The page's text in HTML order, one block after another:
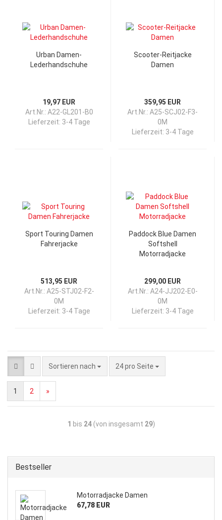
Urban Damen-
Lederhandschuhe
19,97 EUR
Art.Nr.: A22-GL201-B0
Lieferzeit: 3-4 Tage
Scooter-Reitjacke
Damen
359,95 EUR
Art.Nr.: A25-SCJ02-F3-
0M
Lieferzeit: 3-4 Tage
Sport Touring Damen
Fahrerjacke
513,95 EUR
Art.Nr.: A25-STJ02-F2-
0M
Lieferzeit: 3-4 Tage
Paddock Blue Damen
Softshell
Motorradjacke
299,00 EUR
Art.Nr.: A24-JJ202-E0-
0M
Lieferzeit: 3-4 Tage
Sortieren nach 24 pro Seite
1 2 »
1 bis 24(von insgesamt 29)
Bestseller
Motorradjacke Damen
67,78 EUR